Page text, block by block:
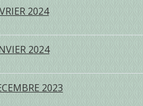
2024
2024
2023